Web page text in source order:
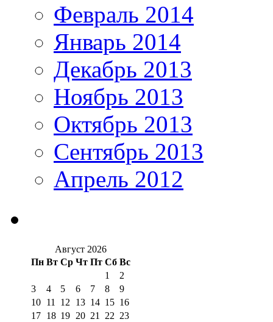
Февраль 2014
Январь 2014
Декабрь 2013
Ноябрь 2013
Октябрь 2013
Сентябрь 2013
Апрель 2012
Август 2026
Пн Вт Ср Чт Пт Сб Вс
1
2
3
4 5 6 7 8
9
10 11 12 13 14 15 16
17 18 19 20 21 22 23